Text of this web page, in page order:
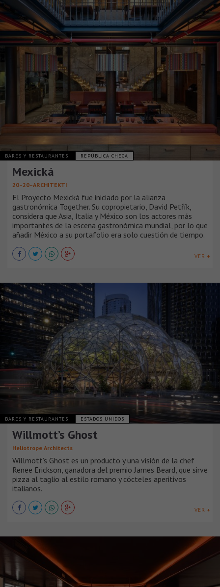
BARES Y RESTAURANTES REPÚBLICA CHECA
Mexická
20–20–ARCHITEKTI
El Proyecto Mexická fue iniciado por la alianza
gastronómica Together. Su copropietario, David Petřík,
considera que Asia, Italia y México son los actores más
importantes de la escena gastronómica mundial, por lo que
añadir México a su portafolio era solo cuestión de tiempo.
VER +
BARES Y RESTAURANTES ESTADOS UNIDOS
Willmott’s Ghost
Heliotrope Architects
Willmott’s Ghost es un producto y una visión de la chef
Renee Erickson, ganadora del premio James Beard, que sirve
pizza al taglio al estilo romano y cócteles aperitivos
italianos.
VER +